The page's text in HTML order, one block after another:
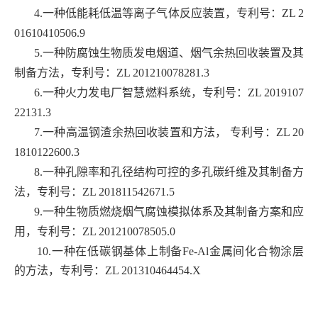
4.一种低能耗低温等离子气体反应装置，专利号： ZL 2
01610410506.9
5.一种防腐蚀生物质发电烟道、烟气余热回收装置及其
制备方法，专利号： ZL 201210078281.3
6.一种火力发电厂智慧燃料系统，专利号： ZL 2019107
22131.3
7.一种高温钢渣余热回收装置和方法， 专利号： ZL 20
1810122600.3
8.一种孔隙率和孔径结构可控的多孔碳纤维及其制备方
法，专利号： ZL 201811542671.5
9.一种生物质燃烧烟气腐蚀模拟体系及其制备方案和应
用，专利号： ZL 201210078505.0
10.一种在低碳钢基体上制备Fe-Al金属间化合物涂层
的方法，专利号： ZL 201310464454.X